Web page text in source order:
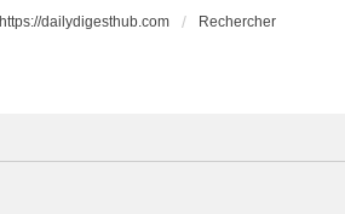
https://dailydigesthub.com Rechercher